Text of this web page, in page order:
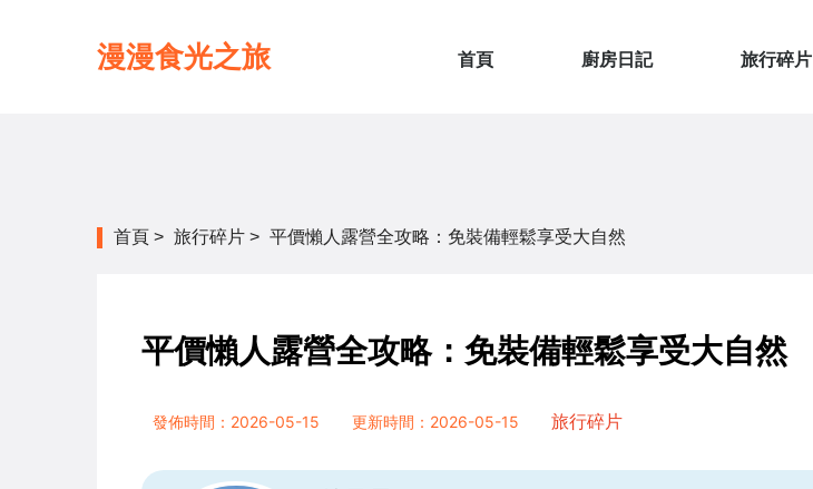
漫漫食光之旅 首頁 廚房日記 旅行碎片
首頁 > 旅行碎片 > 平價懶人露營全攻略：免裝備輕鬆享受大自然
平價懶人露營全攻略：免裝備輕鬆享受大自然
發佈時間：2026-05-15 更新時間：2026-05-15 旅行碎片